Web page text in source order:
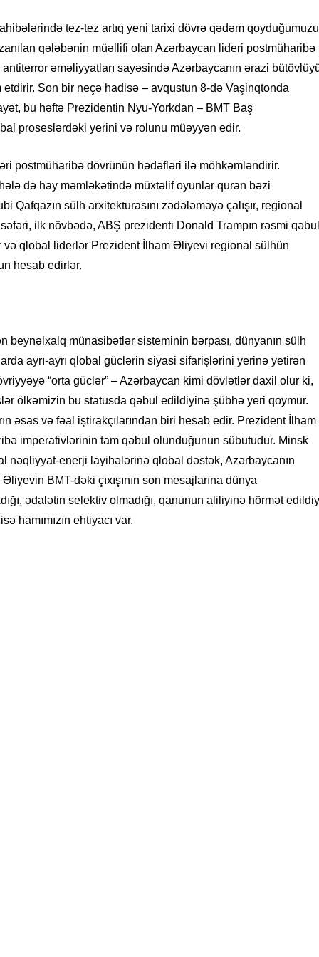
tez-tez artıq yeni tarixi dövrə qədəm qoyduğumuzu
qələbənin müəllifi olan Azərbaycan lideri postmüharibə
antiterror əməliyyatları sayəsində Azərbaycanın ərazi
Son bir neçə hadisə – avqustun 8-də Vaşinqtonda
bu həftə Prezidentin Nyu-Yorkdan – BMT Baş
proseslərdəki yerini və rolunu müəyyən edir.
postmüharibə dövrünün hədəfləri ilə möhkəmləndirir.
də hay məmləkətində müxtəlif oyunlar quran bəzi
sülh arxitekturasını zədələməyə çalışır, regional
ilk növbədə, ABŞ prezidenti Donald Trampın rəsmi qəbul
və qlobal liderlər Prezident İlham Əliyevi regional sülhün
hesab edirlər.
münasibətlər sisteminin bərpası, dünyanın sülh
ayrı-ayrı qlobal güclərin siyasi sifarişlərini yerinə yetirən
“orta güclər” – Azərbaycan kimi dövlətlər daxil olur ki,
ölkəmizin bu statusda qəbul edildiyinə şübhə yeri qoymur.
əsas və fəal iştirakçılarından biri hesab edir. Prezident İlham
imperativlərinin tam qəbul olunduğunun sübutudur. Minsk
nəqliyyat-enerji layihələrinə qlobal dəstək, Azərbaycanın
BMT-dəki çıxışının son mesajlarına dünya
ədalətin selektiv olmadığı, qanunun aliliyinə hörmət
hamımızın ehtiyacı var.
regional deyil, qlobal əhəmiyyətli
– ŞƏRH
- 09:48
nizamında Azərbaycan –
həsr olunan sənədli filmin
keçirildi
- 10:34
sualtı dünyasına səyahət: Ən
məkanları -FOTOLAR
- 10:16
bir araya gətirən media
çevrilib – Tənzilə Rüstəmxanlı
- 14:35
Avropa münasibətlərinin yeni
- 13:34
Feyziyev: “Şuşa Qlobal Media